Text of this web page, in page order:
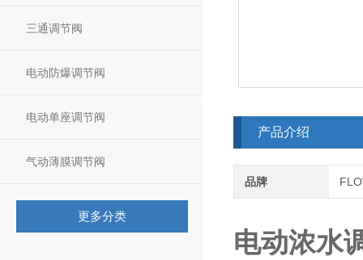
三通调节阀
电动防爆调节阀
电动单座调节阀
气动薄膜调节阀
更多分类
产品介绍
品牌
电动浓水